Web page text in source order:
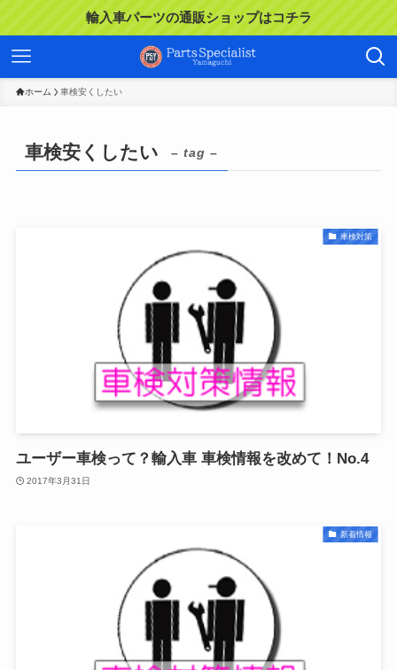
輸入車パーツの通販ショップはコチラ
ホーム 車検安くしたい
車検安くしたい – tag –
車検対策
ユーザー車検って？輸入車 車検情報を改めて！No.4
2017年3月31日
新着情報